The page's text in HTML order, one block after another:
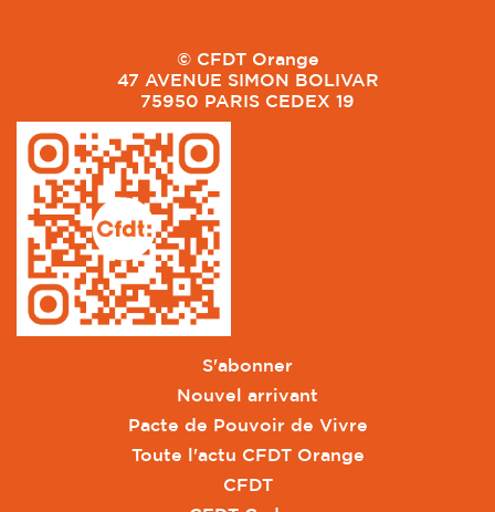
© CFDT Orange
47 AVENUE SIMON BOLIVAR
75950 PARIS CEDEX 19
S'abonner
Nouvel arrivant
Pacte de Pouvoir de Vivre
Toute l'actu CFDT Orange
CFDT